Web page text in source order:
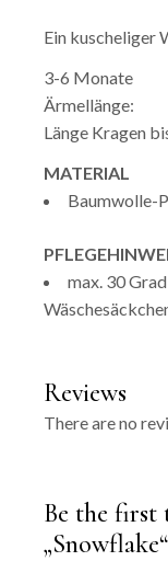
Ein kuscheliger
3-6 Monate
Ärmellänge:
Länge Kragen
MATERIAL
Baumwolle-
max. 30
Reviews
There are no
Be the first